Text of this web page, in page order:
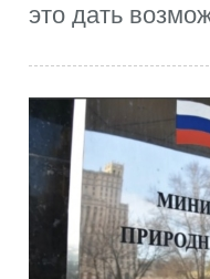
это дать